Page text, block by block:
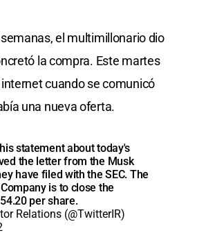
el multimillonario dio
la compra. Este martes
cuando se comunicó
una nueva oferta.
statement about today's
the letter from the Musk
have filed with the SEC. The
is to close the
per share.
Relations (@TwitterIR)